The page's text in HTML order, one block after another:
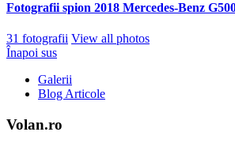
Fotografii spion 2018 Mercedes-Benz
31 fotografii View all photos
Înapoi sus
Galerii
Blog Articole
Volan.ro